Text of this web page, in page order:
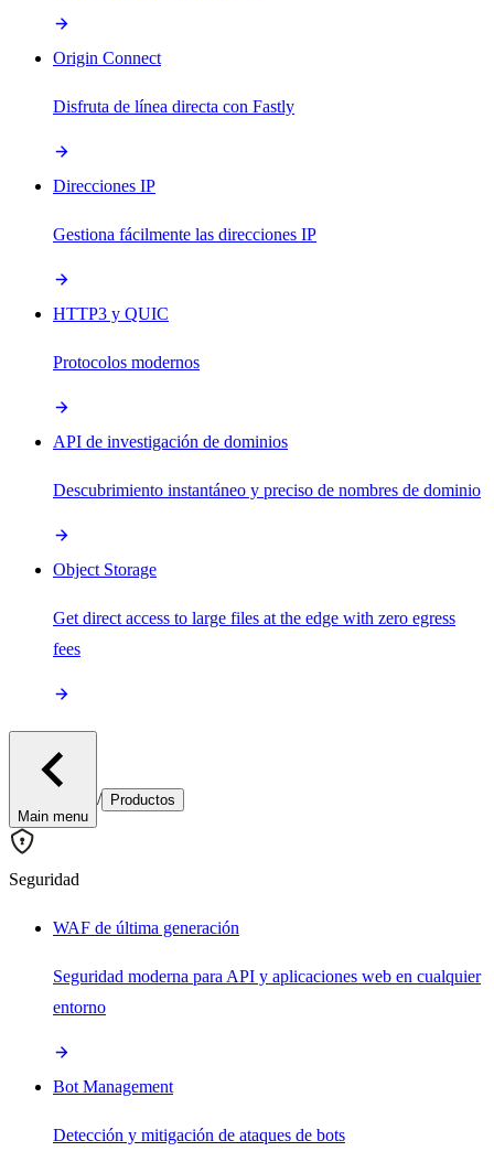
Origin Connect
Disfruta de línea directa con Fastly
Direcciones IP
Gestiona fácilmente las direcciones IP
HTTP3 y QUIC
Protocolos modernos
API de investigación de dominios
Descubrimiento instantáneo y preciso de nombres de dominio
Object Storage
Get direct access to large files at the edge with zero egress
fees
Main menu
/ Productos
Seguridad
WAF de última generación
Seguridad moderna para API y aplicaciones web en cualquier
entorno
Bot Management
Detección y mitigación de ataques de bots